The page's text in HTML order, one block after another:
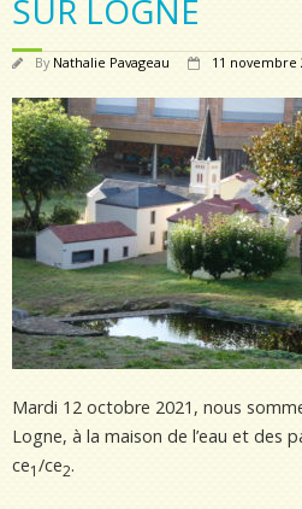
SUR LOGNE
By Nathalie Pavageau 11 novembre
Mardi 12 octobre 2021, nous
Logne, à la maison de l’eau et des
ce1/ce2.